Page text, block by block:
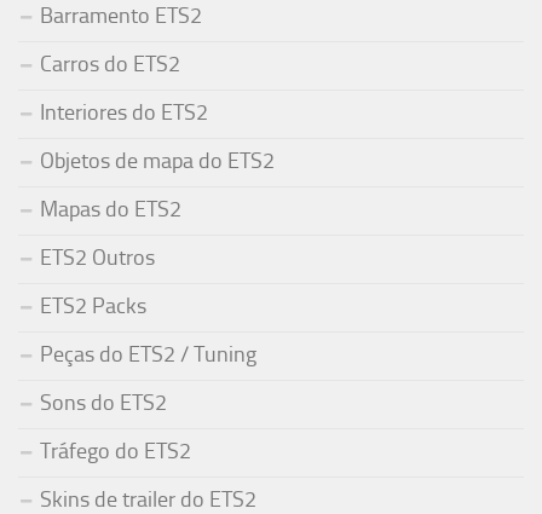
Barramento ETS2
Carros do ETS2
Interiores do ETS2
Objetos de mapa do ETS2
Mapas do ETS2
ETS2 Outros
ETS2 Packs
Peças do ETS2 / Tuning
Sons do ETS2
Tráfego do ETS2
Skins de trailer do ETS2